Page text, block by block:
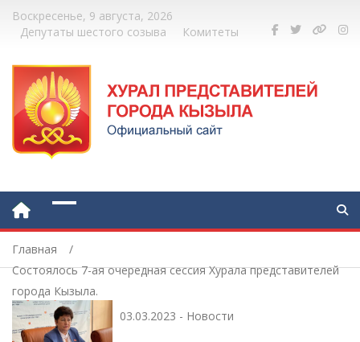
Воскресенье, 9 августа, 2026
Депутаты шестого созыва
Комитеты
Главная
Состоялось 7-ая очередная сессия Хурала представителей
города Кызыла.
03.03.2023 - Новости